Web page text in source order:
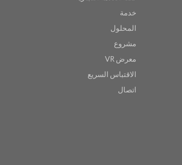
خدمة
المحلول
مشروع
معرض VR
الاقتباس السريع
اتصال